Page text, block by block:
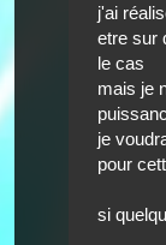
j'ai
etre sur
le cas
mais je
je
pour
si